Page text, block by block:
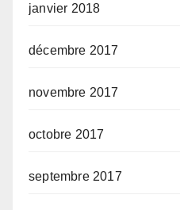
janvier 2018
décembre 2017
novembre 2017
octobre 2017
septembre 2017